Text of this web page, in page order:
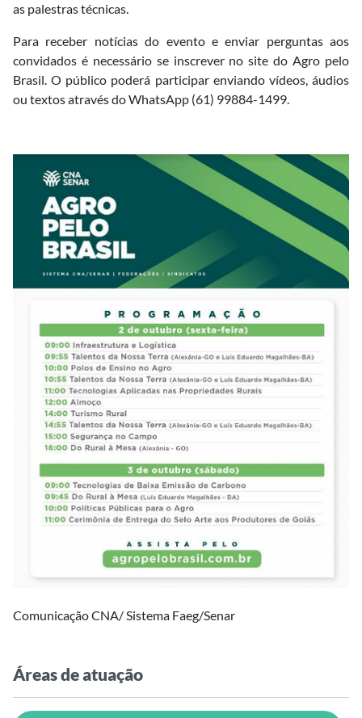
as palestras técnicas.
Para receber notícias do evento e enviar perguntas aos
convidados é necessário se inscrever no site do Agro pelo
Brasil. O público poderá participar enviando vídeos, áudios
ou textos através do WhatsApp (61) 99884-1499.
Comunicação CNA/ Sistema Faeg/Senar
Áreas de atuação